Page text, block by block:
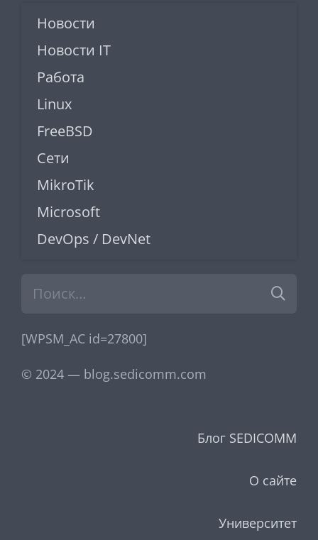
Новости
Новости IT
Работа
Linux
FreeBSD
Сети
MikroTik
Microsoft
DevOps / DevNet
[WPSM_AC id=27800]
© 2024 — blog.sedicomm.com
Блог SEDICOMM
О сайте
Университет